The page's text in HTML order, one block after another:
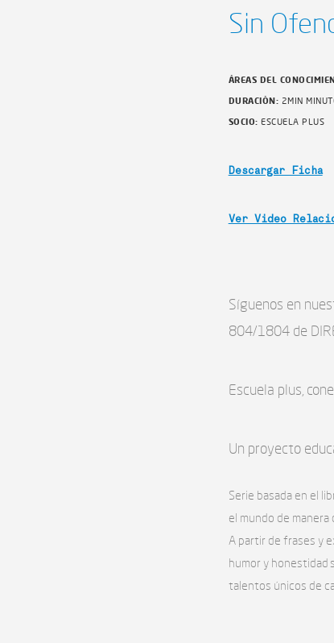
Sin
ÁREAS DEL
DURACIÓN: 2MIN
SOCIO: ESCUELA PLUS
Descargar Ficha
Ver Video
Síguenos en
804/1804 de
Escuela plus,
Un proyecto
Serie basada en el
el mundo de
A partir de frases y
humor y honestidad
talentos únicos de